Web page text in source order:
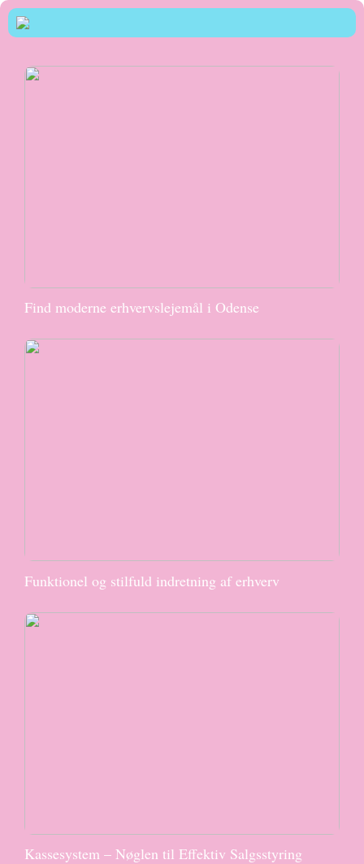
Find moderne erhvervslejemål i Odense
Funktionel og stilfuld indretning af erhverv
Kassesystem – Nøglen til Effektiv Salgsstyring